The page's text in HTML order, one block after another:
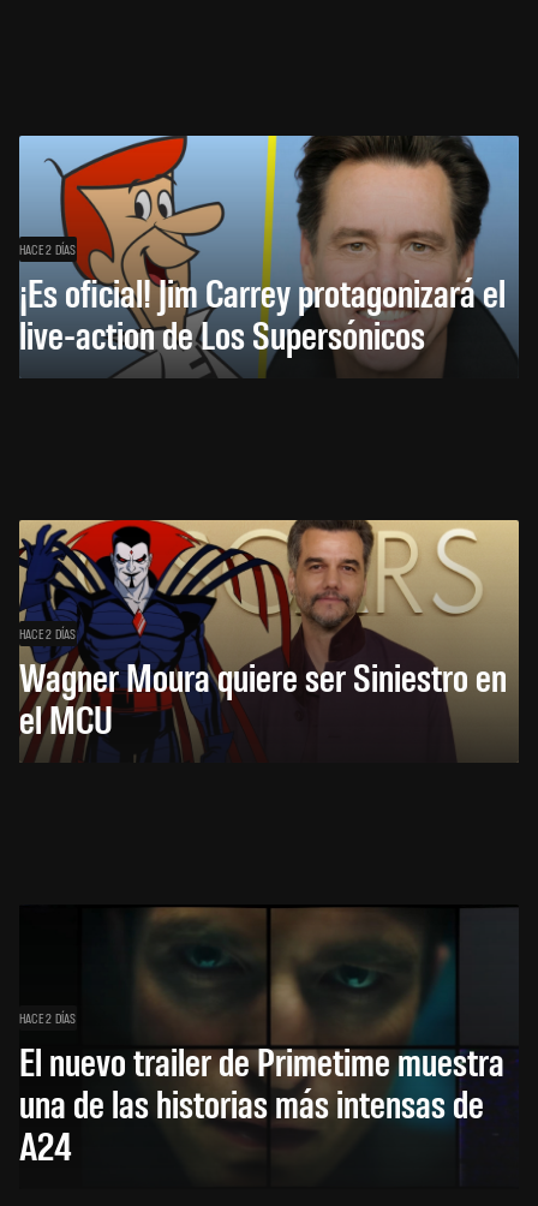
HACE 2 DÍAS
¡Es oficial! Jim Carrey protagonizará el
live-action de Los Supersónicos
HACE 2 DÍAS
Wagner Moura quiere ser Siniestro en
el MCU
HACE 2 DÍAS
El nuevo trailer de Primetime muestra
una de las historias más intensas de
A24